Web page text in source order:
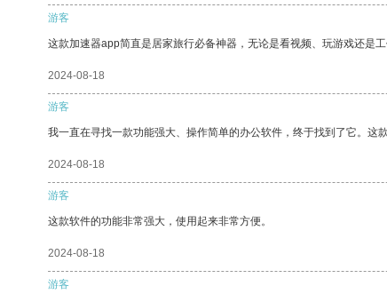
游客
这款加速器app简直是居家旅行必备神器，无论是看视频、玩游戏还是
2024-08-18
游客
我一直在寻找一款功能强大、操作简单的办公软件，终于找到了它。这
2024-08-18
游客
这款软件的功能非常强大，使用起来非常方便。
2024-08-18
游客